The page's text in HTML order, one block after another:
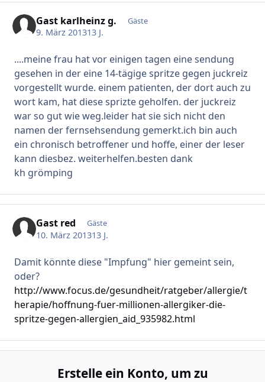
Gast karlheinz g. Gäste
9. März 201313 J.
....meine frau hat vor einigen tagen eine sendung
gesehen in der eine 14-tägige spritze gegen juckreiz
vorgestellt wurde. einem patienten, der dort auch zu
wort kam, hat diese sprizte geholfen. der juckreiz
war so gut wie weg.leider hat sie sich nicht den
namen der fernsehsendung gemerkt.ich bin auch
ein chronisch betroffener und hoffe, einer der leser
kann diesbez. weiterhelfen.besten dank
kh grömping
Gast red Gäste
10. März 201313 J.
Damit könnte diese "Impfung" hier gemeint sein,
oder?
http://www.focus.de/gesundheit/ratgeber/allergie/t
herapie/hoffnung-fuer-millionen-allergiker-die-
spritze-gegen-allergien_aid_935982.html
Erstelle ein Konto, um zu